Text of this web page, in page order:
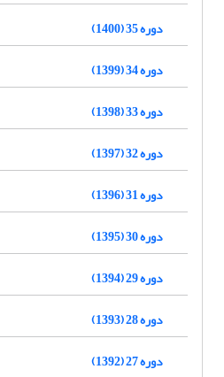
دوره 35 (1400)
دوره 34 (1399)
دوره 33 (1398)
دوره 32 (1397)
دوره 31 (1396)
دوره 30 (1395)
دوره 29 (1394)
دوره 28 (1393)
دوره 27 (1392)